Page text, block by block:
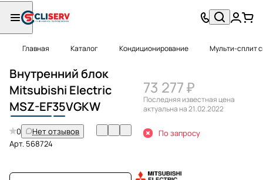
Главная Каталог Кондиционирование Мульти-сплит
Внутренний блок
Mitsubishi Electric
MSZ-EF35VGKW
0
Нет отзывов
Арт. 568724
73 277 ₽
Последняя известная цена
актуальна на 21.02.2022
По запросу